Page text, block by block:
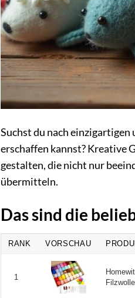
Suchst du nach einzigartigen
erschaffen kannst? Kreative
gestalten, die nicht nur
übermitteln.
Das sind die
RANK VORSCHAU
1